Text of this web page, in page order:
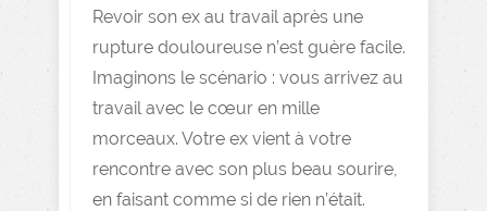
Revoir son ex au travail après une
rupture douloureuse n’est guère facile.
Imaginons le scénario : vous arrivez au
travail avec le cœur en mille
morceaux. Votre ex vient à votre
rencontre avec son plus beau sourire,
en faisant comme si de rien n’était.